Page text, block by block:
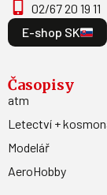
02/67 20 19 11
E-shop SK
Časopisy
atm
Letectví +
Modelář
AeroHobby